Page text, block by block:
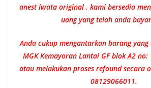
anest iwata original , kami bersedia
uang yang telah anda
Anda cukup mengantarkan barang
MGK Kemayoran Lantai GF blok A2
atau melakukan proses refound secara
08129066011.